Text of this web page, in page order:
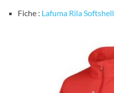
Fiche : Lafuma Rila Softshell